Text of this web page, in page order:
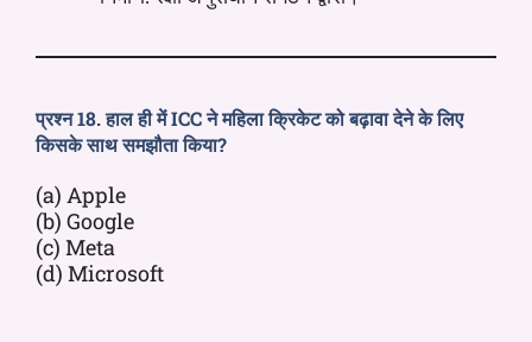
प्रश्न 18. हाल ही में ICC ने महिला क्रिकेट को बढ़ावा देने के लिए
किसके साथ समझौता किया?
(a) Apple
(b) Google
(c) Meta
(d) Microsoft